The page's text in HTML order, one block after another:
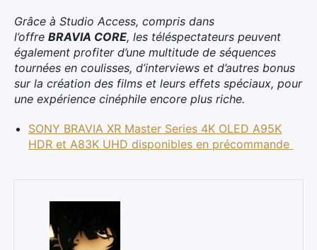
Grâce à Studio Access, compris dans
l’offre BRAVIA CORE, les téléspectateurs peuvent
également profiter d’une multitude de séquences
tournées en coulisses, d’interviews et d’autres bonus
sur la création des films et leurs effets spéciaux, pour
une expérience cinéphile encore plus riche.
SONY BRAVIA XR Master Series 4K OLED A95K
HDR et A83K UHD disponibles en précommande